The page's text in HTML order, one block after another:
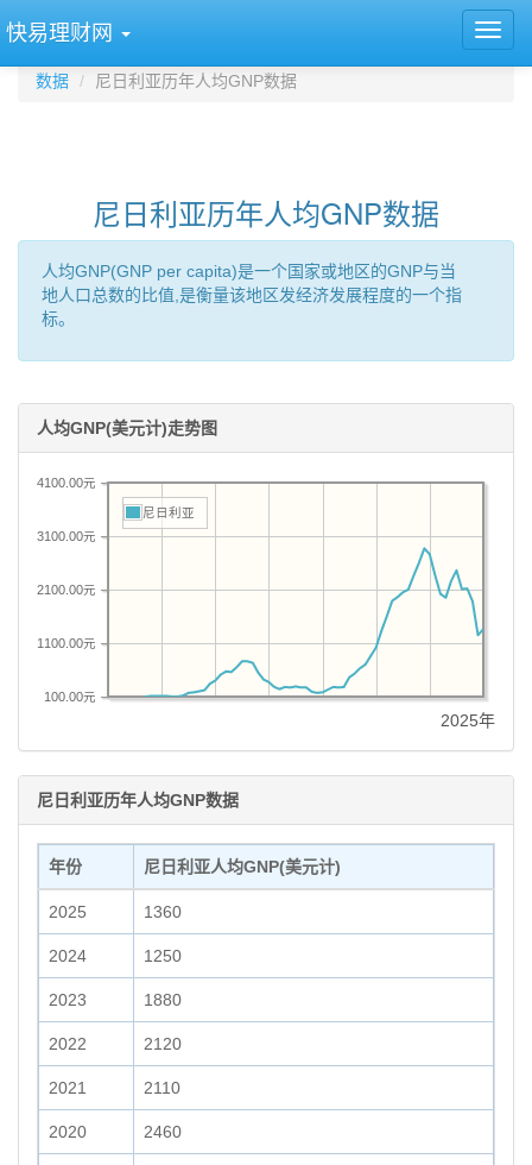
快易理财网
数据 尼日利亚历年人均GNP数据
尼日利亚历年人均GNP数据
人均GNP(GNP per capita)是一个国家或地区的GNP与当
地人口总数的比值,是衡量该地区发经济发展程度的一个指
标。
人均GNP(美元计)走势图
100.00元
1100.00元
2100.00元
3100.00元
4100.00元
尼日利亚
2025年
尼日利亚历年人均GNP数据
年份 尼日利亚人均GNP(美元计)
2025 1360
2024 1250
2023 1880
2022 2120
2021 2110
2020 2460